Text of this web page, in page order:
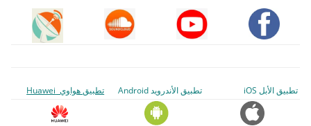
تطبيق الأبل iOS تطبيق الأندرويد Android تطبيق هواوي Huawei